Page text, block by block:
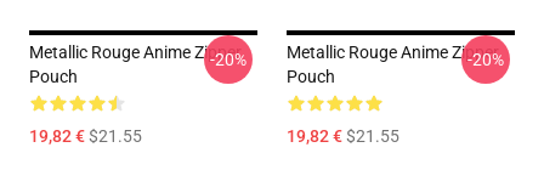
Metallic Rouge Anime Zipper
Pouch
19,82 €$21.55
-20%
Metallic Rouge Anime Zipper
Pouch
19,82 €$21.55
-20%